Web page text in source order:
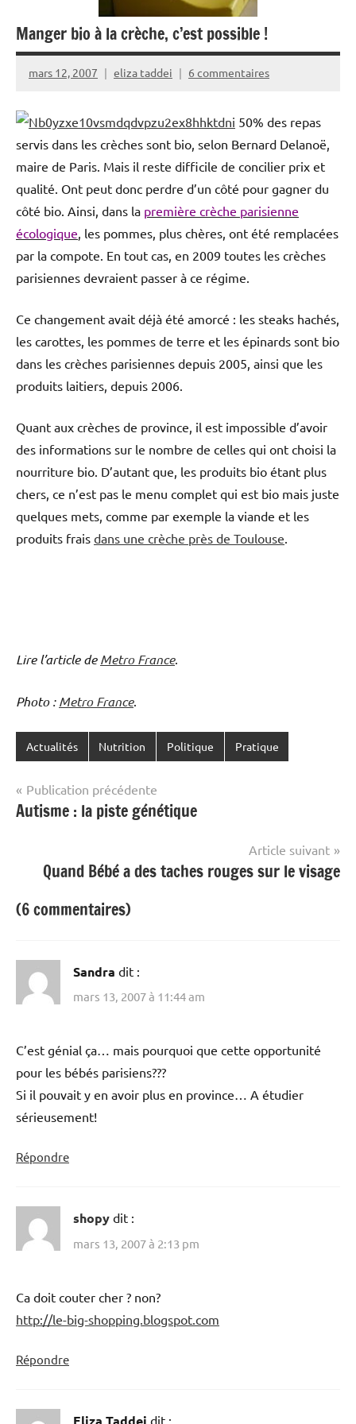
Manger bio à la crèche, c’est possible !
mars 12, 2007 eliza taddei 6 commentaires
50% des repas
servis dans les crèches sont bio, selon Bernard Delanoë,
maire de Paris. Mais il reste difficile de concilier prix et
qualité. Ont peut donc perdre d’un côté pour gagner du
côté bio. Ainsi, dans la première crèche parisienne
écologique , les pommes, plus chères, ont été remplacées
par la compote. En tout cas, en 2009 toutes les crèches
parisiennes devraient passer à ce régime.
Ce changement avait déjà été amorcé : les steaks hachés,
les carottes, les pommes de terre et les épinards sont bio
dans les crèches parisiennes depuis 2005, ainsi que les
produits laitiers, depuis 2006.
Quant aux crèches de province, il est impossible d’avoir
des informations sur le nombre de celles qui ont choisi la
nourriture bio. D’autant que, les produits bio étant plus
chers, ce n’est pas le menu complet qui est bio mais juste
quelques mets, comme par exemple la viande et les
produits frais dans une crèche près de Toulouse
Lire l’article deMetro France.
Photo :Metro France.
Actualités Nutrition Politique Pratique
Navigation
de
Publication précédente
Autisme : la piste génétique
Article suivant
Quand Bébé a des taches rouges sur le visage
(6 commentaires)
Sandra dit :
mars 13, 2007 à 11:44 am
C’est génial ça… mais pourquoi que cette opportunité
pour les bébés parisiens???
Si il pouvait y en avoir plus en province… A étudier
sérieusement!
Répondre
shopy dit :
mars 13, 2007 à 2:13 pm
Ca doit couter cher ? non?
http://le-big-shopping.blogspot.com
Répondre
Eliza Taddei dit :